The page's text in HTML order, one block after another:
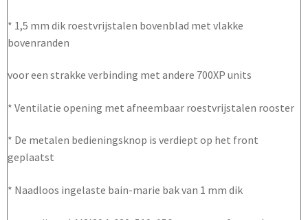
* 1,5 mm dik roestvrijstalen bovenblad met vlakke
bovenranden
voor een strakke verbinding met andere 700XP units
* Ventilatie opening met afneembaar roestvrijstalen rooster
* De metalen bedieningsknop is verdiept op het front
geplaatst
* Naadloos ingelaste bain-marie bak van 1 mm dik